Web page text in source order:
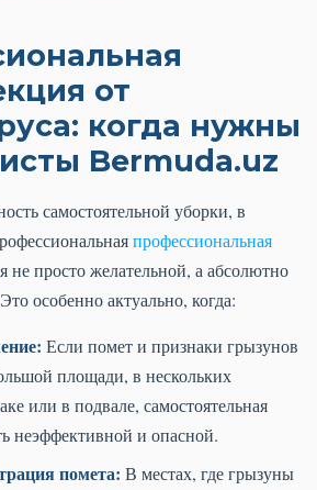
от
когда нужны
Bermuda.uz
самостоятельной уборки, в
профессиональная
не просто желательной, а абсолютно
особенно актуально, когда:
Если помет и признаки грызунов
площади, в нескольких
или в подвале, самостоятельная
неэффективной и опасной.
помета: В местах, где грызуны